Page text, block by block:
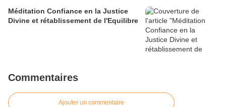
Méditation Confiance en la Justice
Divine et rétablissement de l'Equilibre
Commentaires
Ajouter un commentaire